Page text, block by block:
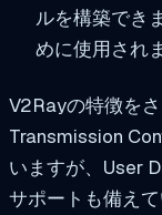
ルを構築でき
めに使用され
V2Rayの特徴を
Transmission
いますが、User
サポートも備え